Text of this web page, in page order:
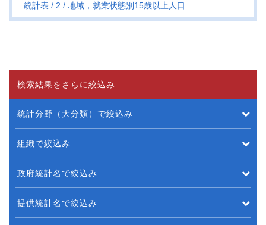
統計表 2 地域，就業状態別15歳以上人口
検索結果をさらに絞込み
統計分野（大分類）で絞込み
組織で絞込み
政府統計名で絞込み
提供統計名で絞込み